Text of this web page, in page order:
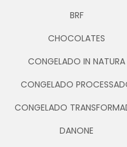
BRF
CHOCOLATES
CONGELADO IN NATURA
CONGELADO
CONGELADO
DANONE